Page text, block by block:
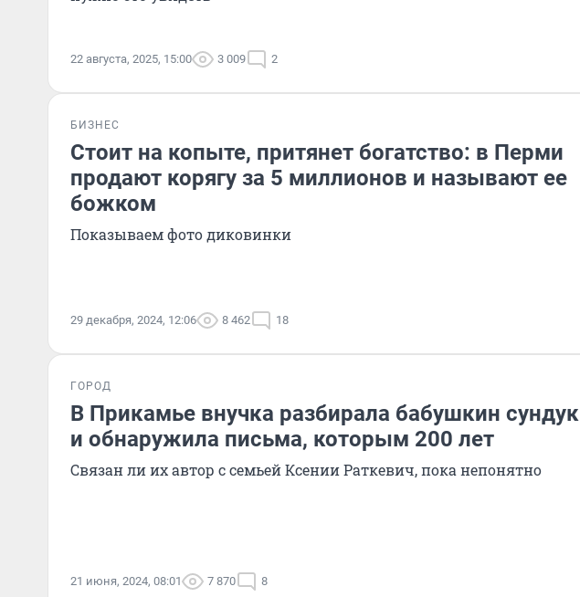
22 августа, 2025, 15:00 3 009 2
БИЗНЕС
Стоит на копыте, притянет богатство: в Перми
продают корягу за 5 миллионов и называют ее
божком
Показываем фото диковинки
29 декабря, 2024, 12:06 8 462 18
ГОРОД
В Прикамье внучка разбирала бабушкин сундук
и обнаружила письма, которым 200 лет
Связан ли их автор с семьей Ксении Раткевич, пока непонятно
21 июня, 2024, 08:01 7 870 8